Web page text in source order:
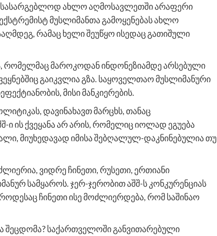
სასარგებლოდ ახლო აღმოსავლეთში არაფერი
მუსლიმანთა გამოყენებას ახლო
რამაც ხელი შეუწყო ისედაც გათიშული
რომელმაც მაროკოდან ინდონეზიამდე არსებული
გაიკვლია გზა. საყოველთაო მუსლიმანური
მისი მანკიერების.
დავინახავთ მარცხს, თანაც
ი ის ქვეყანა არ არის, რომელიც იოლად ეგუება
მიუხედავად იმისა შებღალულ-დაკნინებულია თუ
ვიდრე ჩინეთი, რუსეთი, ერთიანი
სამყაროს. ჯერ-ჯერობით აშშ-ს კონკურენციას
როდესაც ჩინეთი ისე მოძლიერდება, რომ საშინაო
შეცდომა? საქართველოში განვითარებული